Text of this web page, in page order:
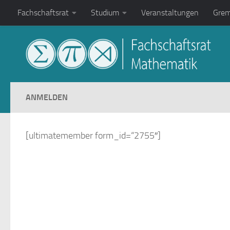
Zum Inhalt springen
Fachschaftsrat Studium Veranstaltungen
ANMELDEN
[ultimatemember form_id=“2755″]